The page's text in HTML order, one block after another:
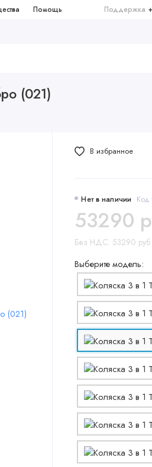
Помощь Поддержка
(021)
Нет в наличии Код
53290
Без НДС: 53290 руб
Выберите модель:
В избранное